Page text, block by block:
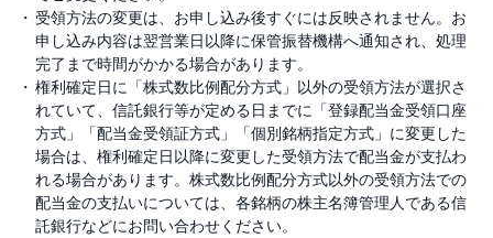
受領方法の変更は、お申し込み後すぐには反映されません。お
申し込み内容は翌営業日以降に保管振替機構へ通知され、処理
完了まで時間がかかる場合があります。
権利確定日に「株式数比例配分方式」以外の受領方法が選択さ
れていて、信託銀行等が定める日までに「登録配当金受領口座
方式」「配当金受領証方式」「個別銘柄指定方式」に変更した
場合は、権利確定日以降に変更した受領方法で配当金が支払わ
れる場合があります。株式数比例配分方式以外の受領方法での
配当金の支払いについては、各銘柄の株主名簿管理人である信
託銀行などにお問い合わせください。